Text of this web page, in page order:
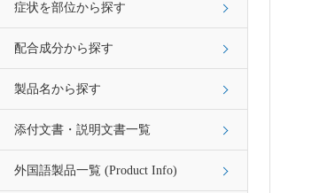
症状を部位から探す
配合成分から探す
製品名から探す
添付文書・説明文書一覧
外国語製品一覧 (Product Info)